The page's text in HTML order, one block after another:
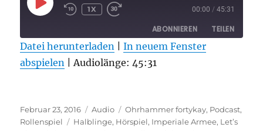
PLAY
EPISODE
1X 00:00 / 45:31
ABONNIEREN TEILEN
RSS FEED
TEILEN
EMBED
Datei herunterladen |In neuem Fenster
abspielen |Audiolänge: 45:31
Veröffentlicht
am
Februar 23, 2016 Format
Audio Kategorien
Ohrhammer fortykay, Podcast,
Rollenspiel
Schlagwörter
Halblinge, Hörspiel, Imperiale Armee, Let’s